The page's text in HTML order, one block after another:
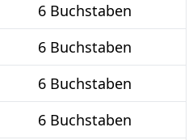
6 Buchstaben
6 Buchstaben
6 Buchstaben
6 Buchstaben